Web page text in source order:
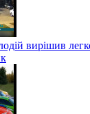
вирішив